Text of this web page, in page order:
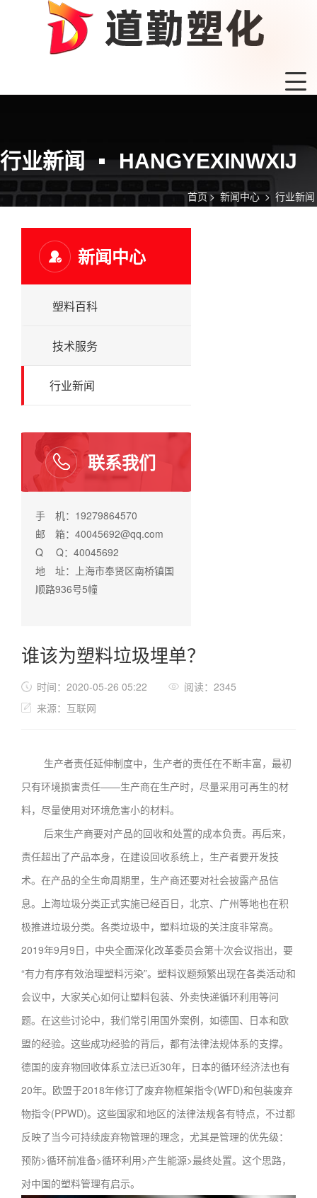
行业新闻 HANGYEXINWXIJ
首页 >新闻中心> 行业新闻
新闻中心
塑料百科
技术服务
行业新闻
联系我们
手 机：19279864570
邮 箱：40045692@qq.com
Q Q：40045692
地 址：上海市奉贤区南桥镇国
顺路936号5幢
谁该为塑料垃圾埋单？
时间：2020-05-26 05:22
阅读：2345
来源：互联网
生产者责任延伸制度中，生产者的责任在不断丰富，最初
只有环境损害责任——生产商在生产时，尽量采用可再生的材
料，尽量使用对环境危害小的材料。
后来生产商要对产品的回收和处置的成本负责。再后来，
责任超出了产品本身，在建设回收系统上，生产者要开发技
术。在产品的全生命周期里，生产商还要对社会披露产品信
息。上海垃圾分类正式实施已经百日，北京、广州等地也在积
极推进垃圾分类。各类垃圾中，塑料垃圾的关注度非常高。
2019年9月9日，中央全面深化改革委员会第十次会议指出，要
“有力有序有效治理塑料污染”。塑料议题频繁出现在各类活动和
会议中，大家关心如何让塑料包装、外卖快递循环利用等问
题。在这些讨论中，我们常引用国外案例，如德国、日本和欧
盟的经验。这些成功经验的背后，都有法律法规体系的支撑。
德国的废弃物回收体系立法已近30年，日本的循环经济法也有
20年。欧盟于2018年修订了废弃物框架指令(WFD)和包装废弃
物指令(PPWD)。这些国家和地区的法律法规各有特点，不过都
反映了当今可持续废弃物管理的理念，尤其是管理的优先级：
预防>循环前准备>循环利用>产生能源>最终处置。这个思路，
对中国的塑料管理有启示。